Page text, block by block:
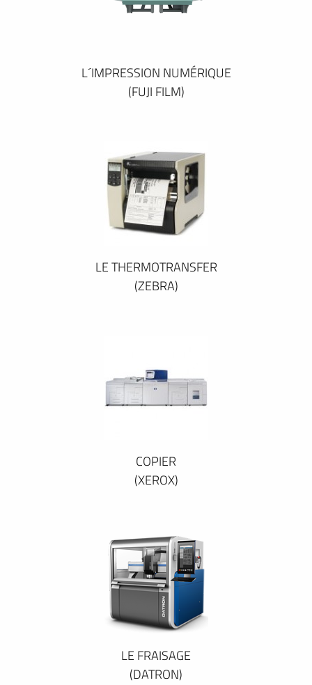
L´IMPRESSION NUMÉRIQUE
(FUJI FILM)
LE THERMOTRANSFER
(ZEBRA)
COPIER
(XEROX)
LE FRAISAGE
(DATRON)